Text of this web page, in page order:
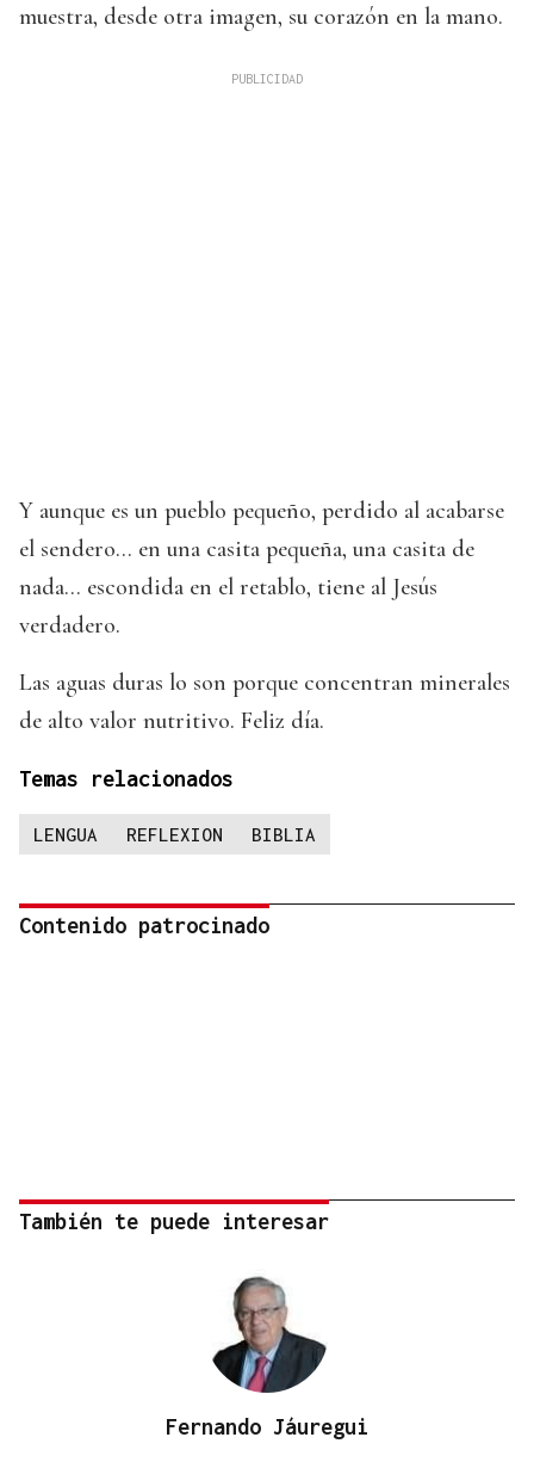
muestra, desde otra imagen, su corazón en la mano.
Y aunque es un pueblo pequeño, perdido al acabarse
el sendero… en una casita pequeña, una casita de
nada… escondida en el retablo, tiene al Jesús
verdadero.
Las aguas duras lo son porque concentran minerales
de alto valor nutritivo. Feliz día.
Temas relacionados
LENGUA REFLEXION BIBLIA
Contenido patrocinado
También te puede interesar
Fernando Jáuregui